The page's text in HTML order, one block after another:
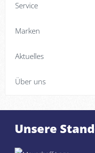
Service
Marken
Aktuelles
Über uns
Unsere